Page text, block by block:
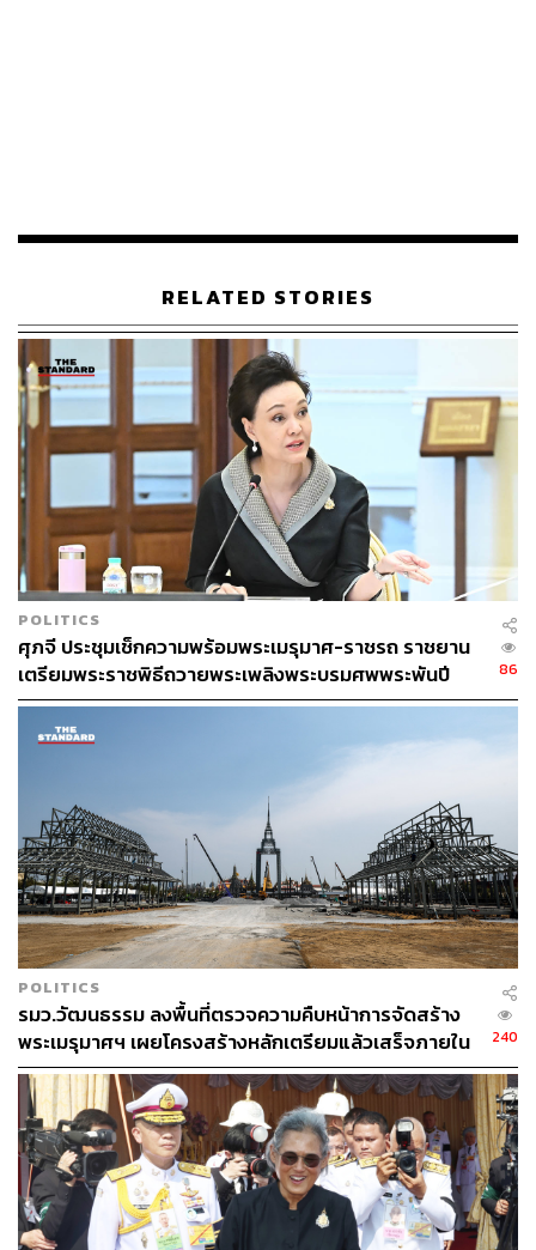
RELATED STORIES
POLITICS
ศุภจี ประชุมเช็กความพร้อมพระเมรุมาศ-ราชรถ ราชยาน
เตรียมพระราชพิธีถวายพระเพลิงพระบรมศพพระพันปี
หลวง
86
POLITICS
รมว.วัฒนธรรม ลงพื้นที่ตรวจความคืบหน้าการจัดสร้าง
พระเมรุมาศฯ เผยโครงสร้างหลักเตรียมแล้วเสร็จภายใน
เดือนตุลาคมนี้
240